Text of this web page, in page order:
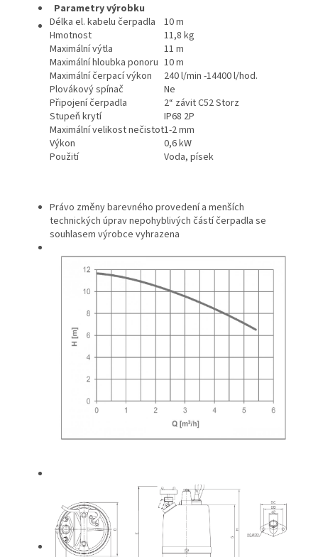
Parametry výrobku
Délka el. kabelu čerpadla
10 m
Hmotnost
11,8 kg
Maximální výtla
11 m
Maximální hloubka ponoru 10 m
Maximální čerpací výkon
240 l/min -14400 l/hod.
Plovákový spínač
Ne
Připojení čerpadla
2“ závit C52 Storz
Stupeň krytí
IP68 2P
Maximální velikost nečistot1-2 mm
Výkon
0,6 kW
Použití
Voda, písek
Právo změny barevného provedení a menších
technických úprav nepohyblivých částí čerpadla se
souhlasem výrobce vyhrazena